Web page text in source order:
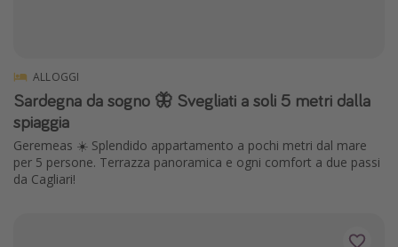
ALLOGGI
Sardegna da sogno 🦋 Svegliati a soli 5 metri dalla
spiaggia
Geremeas ☀️ Splendido appartamento a pochi metri dal mare
per 5 persone. Terrazza panoramica e ogni comfort a due passi
da Cagliari!